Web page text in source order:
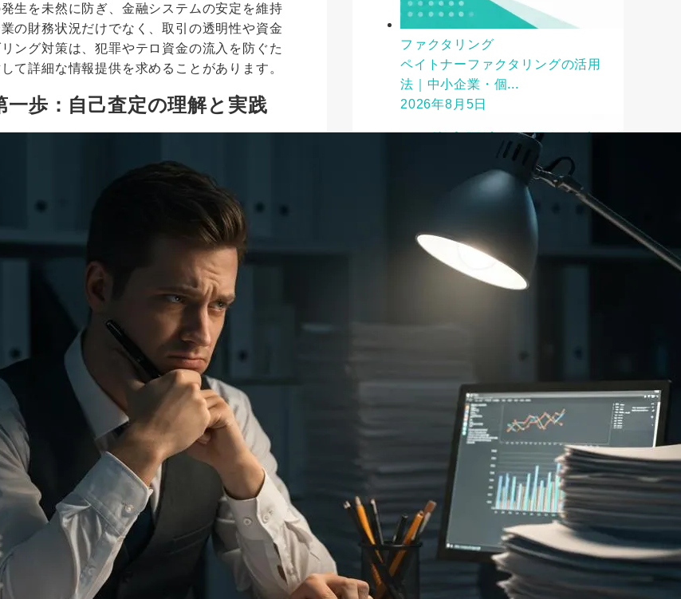
生を未然に防ぎ、金融システムの安定を維持
の財務状況だけでなく、取引の透明性や資金
ング対策は、犯罪やテロ資金の流入を防ぐた
て詳細な情報提供を求めることがあります。
歩：自己査定の理解と実践
ファクタリング
ペイトナーファクタリングの活用
法｜中小企業・個...
2026年8月5日